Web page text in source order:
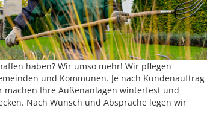
haben? Wir umso mehr! Wir pflegen
und Kommunen. Je nach Kundenauftrag
machen Ihre Außenanlagen winterfest und
Nach Wunsch und Absprache legen wir